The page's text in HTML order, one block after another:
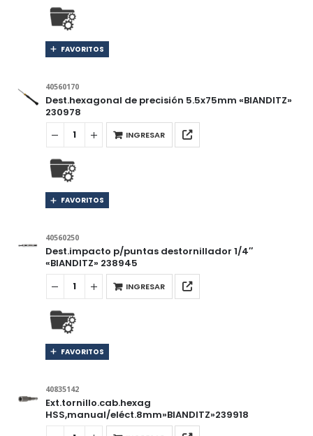
FAVORITOS
40560170
Dest.hexagonal de precisión 5.5x75mm «BIANDITZ»
230978
INGRESAR
FAVORITOS
40560250
Dest.impacto p/puntas destornillador 1/4″
«BIANDITZ» 238945
INGRESAR
FAVORITOS
40835142
Ext.tornillo.cab.hexag
HSS,manual/eléct.8mm»BIANDITZ»239918